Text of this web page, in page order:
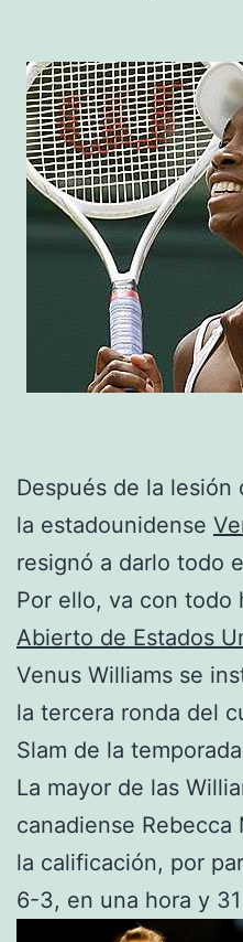
Después de la lesión
la estadounidense
resignó a darlo todo
Por ello, va con todo
Abierto de Estados
Venus Williams se
la tercera ronda del
Slam de la
La mayor de las
canadiense
la calificación, por
6-3, en una hora y